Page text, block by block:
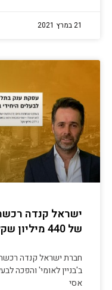
21 במרץ 2021
ישראל קנדה
של 440 מיליון שקלים | גלובס
חברת ישראל קנדה
ב'בניין לאומי' והפכה
אסי